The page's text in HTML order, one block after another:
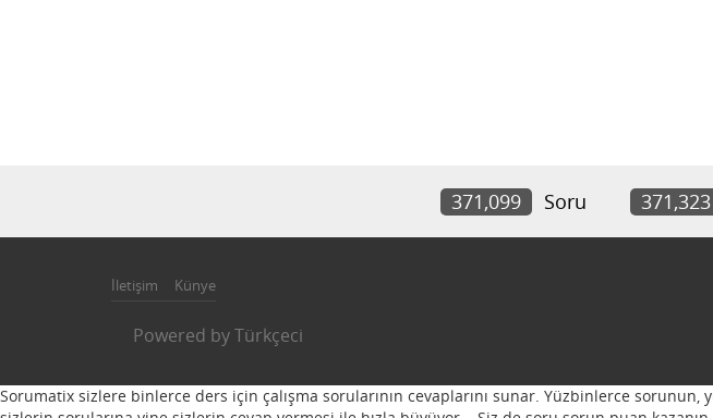
371,099 Soru 371,323
İletişim Künye
Powered byTürkçeci
Sorumatix sizlere binlerce ders için çalışma sorularının cevaplarını sunar. Yüzbinlerce sorunun,